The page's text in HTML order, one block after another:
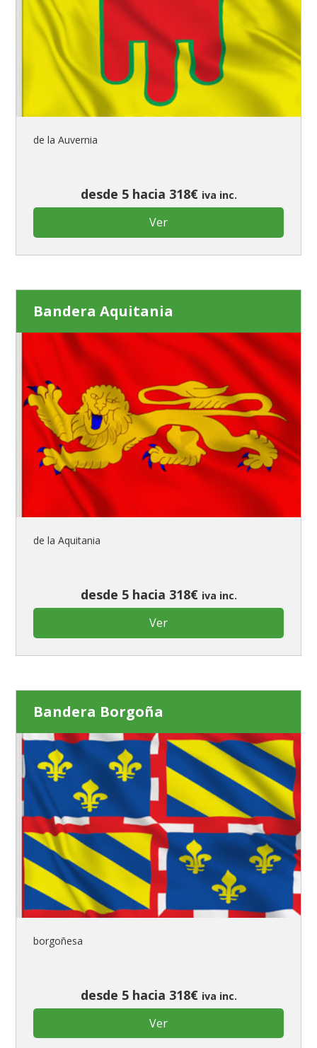
banderas para religiosas
Administraciones Públicas
Banderas para embajadas
banderas para parques
banderas para grupos musicales
Banderas para niños
de la Auvernia
desde 5 hacia 318€ iva inc.
Ver
Bandera Aquitania
de la Aquitania
desde 5 hacia 318€ iva inc.
Ver
Bandera Borgoña
borgoñesa
desde 5 hacia 318€ iva inc.
Ver